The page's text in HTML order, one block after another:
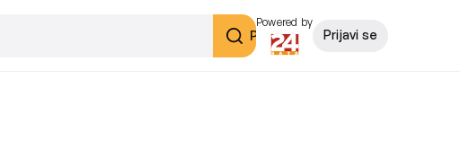
Pretraži
Powered by
Prijavi se